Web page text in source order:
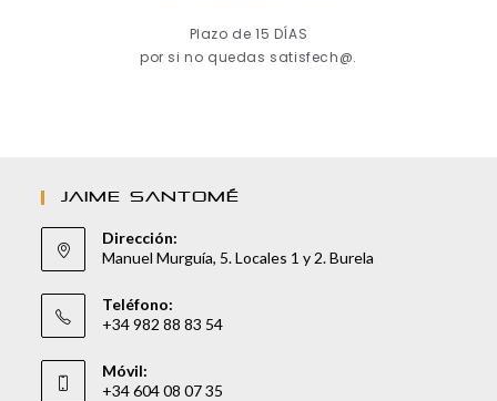
Plazo de 15 DÍAS
por si no quedas satisfech@.
JAIME SANTOMÉ
Dirección:
Manuel Murguía, 5. Locales 1 y 2. Burela
Teléfono:
+34 982 88 83 54
Móvil:
+34 604 08 07 35